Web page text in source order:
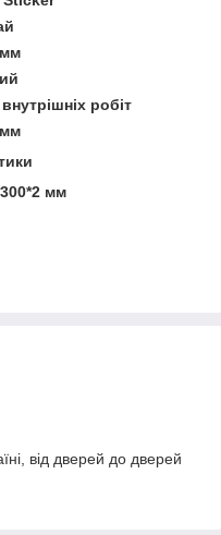
робіт
мм
від дверей до дверей